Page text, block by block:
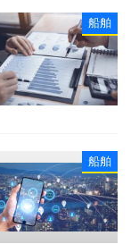
船舶
船舶